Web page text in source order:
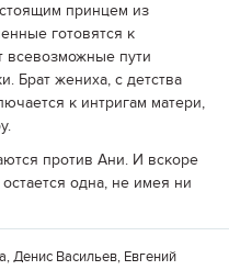
принцем из
готовятся к
всевозможные пути
Брат жениха, с детства
к интригам матери,
против Ани. И вскоре
одна, не имея ни
Денис Васильев, Евгений